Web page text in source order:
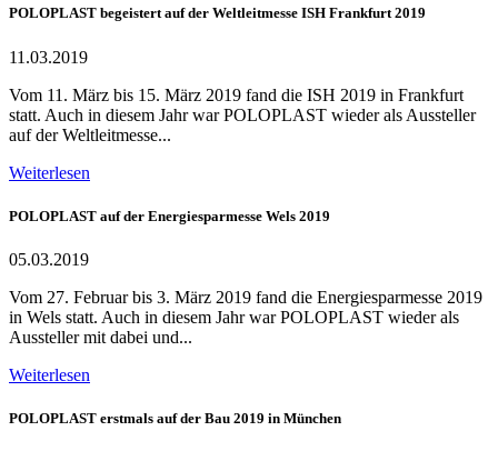
POLOPLAST begeistert auf der Weltleitmesse ISH Frankfurt 2019
11.03.2019
Vom 11. März bis 15. März 2019 fand die ISH 2019 in Frankfurt
statt. Auch in diesem Jahr war POLOPLAST wieder als Aussteller
auf der Weltleitmesse...
Weiterlesen
POLOPLAST auf der Energiesparmesse Wels 2019
05.03.2019
Vom 27. Februar bis 3. März 2019 fand die Energiesparmesse 2019
in Wels statt. Auch in diesem Jahr war POLOPLAST wieder als
Aussteller mit dabei und...
Weiterlesen
POLOPLAST erstmals auf der Bau 2019 in München